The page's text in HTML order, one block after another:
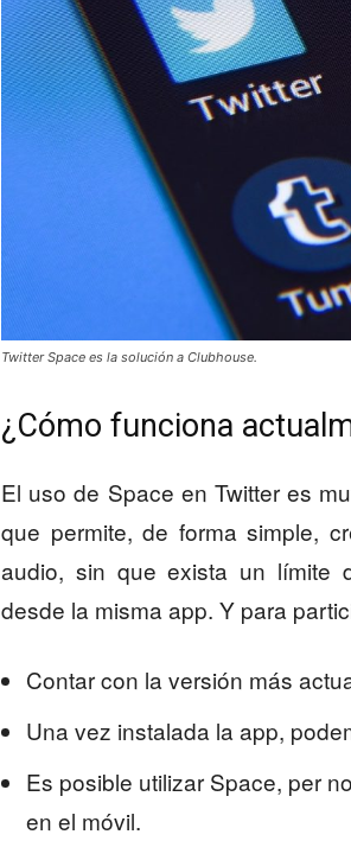
Twitter Space es la solución a Clubhouse.
¿Cómo funciona
El uso de Space en Twitter es
que permite, de forma simple,
audio, sin que exista un límite
desde la misma app. Y para
Contar con la versión más
Una vez instalada la app,
Es posible utilizar Space, per
en el móvil.